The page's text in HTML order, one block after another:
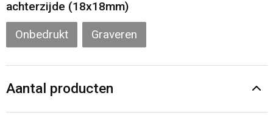
achterzijde (18x18mm)
Onbedrukt Graveren
Aantal producten